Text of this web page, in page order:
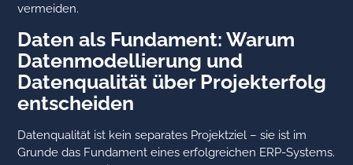
vermeiden.
Daten als Fundament: Warum
Datenmodellierung und
Datenqualität über Projekterfolg
entscheiden
Datenqualität ist kein separates Projektziel – sie ist im
Grunde das Fundament eines erfolgreichen ERP-Systems.